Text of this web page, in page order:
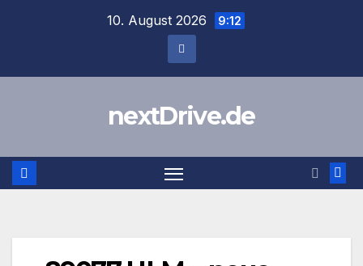
10. August 2026 9:12
nextDrive.de